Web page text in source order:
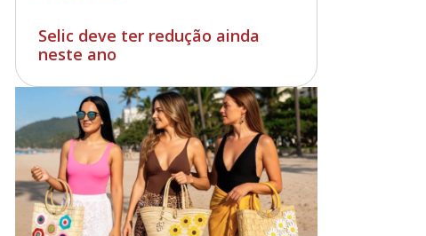
Selic deve ter redução ainda
neste ano